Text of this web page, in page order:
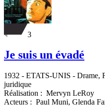
3
Je suis un évadé
1932 - ETATS-UNIS - Drame,
juridique
Réalisation : Mervyn LeRoy
Acteurs : Paul Muni, Glenda